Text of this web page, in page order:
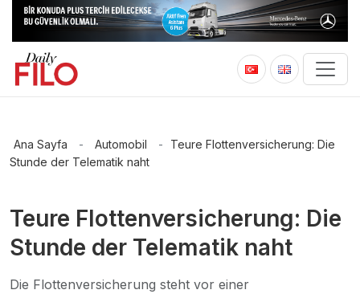
Ana Sayfa - Automobil -
Teure Flottenversicherung: Die
Stunde der Telematik naht
Teure Flottenversicherung: Die
Stunde der Telematik naht
Die Flottenversicherung steht vor einer